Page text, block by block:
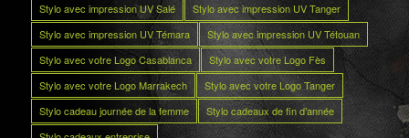
Stylo avec impression UV Salé
Stylo avec impression UV Tanger
Stylo avec impression UV Témara
Stylo avec impression UV Tétouan
Stylo avec votre Logo Casablanca
Stylo avec votre Logo Fès
Stylo avec votre Logo Marrakech
Stylo avec votre Logo Tanger
Stylo cadeau journée de la femme
Stylo cadeaux de fin d’année